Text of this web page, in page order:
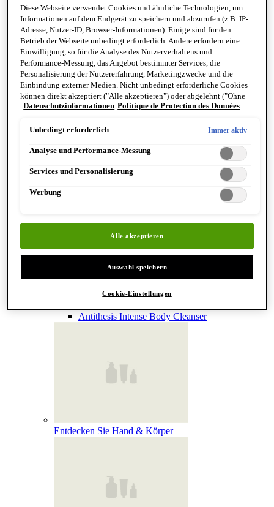
Inhaltsstoffe
Vitamin C
Retinoid
Panthenol
Antioxidantien
Zaubernuss
Hand & Körper
Reinigung & Peeling für den Körper
Körperbalsame und Öle
Alle Hand- und Körperpflegeprodukte anzeigen
Resurrection Aromatique Hand Wash
Antithesis Intense Body Cleanser
Entdecken Sie Hand & Körper
Diese Webseite verwendet Cookies und ähnliche Technologien, um
Informationen auf dem Endgerät zu speichern und abzurufen (z.B. IP-
Adresse, Nutzer-ID, Browser-Informationen). Einige sind für den
Betrieb der Webseite unbedingt erforderlich. Andere erfordern eine
Einwilligung, so für die Analyse des Nutzerverhaltens und
Performance-Messung, das Angebot bestimmter Services, die
Personalisierung der Nutzererfahrung, Marketingzwecke und die
Einbindung externer Medien. Nicht unbedingt erforderliche Cookies
können direkt akzeptiert ("Alle akzeptieren") oder abgelehnt ("Ohne
Einwilligung fortfahren") werden. Individuelle Anpassungen der
speichern"). Die Auswahl kann jederzeit unter dem Link "Cookie-
Datenschutzinformationen.
Datenschutzinformationen Politique de Protection des Données
Unbedingt erforderlich Immer aktiv
Analyse und Performance-Messung
Services und Personalisierung
Werbung
Alle akzeptieren
Auswahl speichern
Cookie-Einstellungen